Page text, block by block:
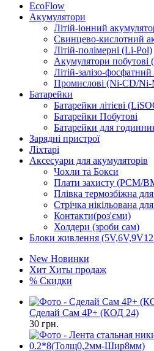
EcoFlow
Акумулятори
Літій-іонний
Свинцево-кислотний
Літій-полімерні (Li-Pol)
Акумулятори
Літій-залізо-
Промислові (Ni-CD/
Батарейки
Батарейки літієві
Батарейки Побутові
Батарейки для
Зарядні пристрої
Ліхтарі
Аксесуари для акумуляторів
Чохли та Бокси
Плати захисту (PCM/
Плівка термозбіжна
Стрічка нікільована
Контакти(роз'єми)
Холдери (зроби сам)
Блоки живлення
New Новинки
Хит Хиты продаж
% Скидки
Сделай Сам 4P+ (КОД 24)
30 грн.